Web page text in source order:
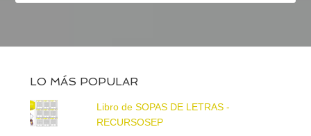
LO MÁS POPULAR
Libro de SOPAS DE LETRAS -
RECURSOSEP